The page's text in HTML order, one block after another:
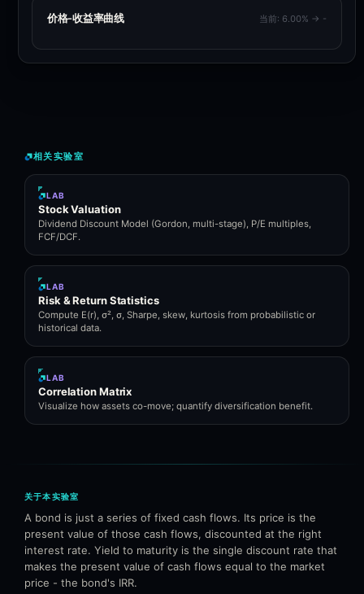
价格-收益率曲线 当前: 6.00% → -
相关实验室
LAB
Stock Valuation
Dividend Discount Model (Gordon, multi-stage), P/E multiples,
FCF/DCF.
LAB
Risk & Return Statistics
Compute E(r), σ², σ, Sharpe, skew, kurtosis from probabilistic or
historical data.
LAB
Correlation Matrix
Visualize how assets co-move; quantify diversification benefit.
关于本实验室
A bond is just a series of fixed cash flows. Its price is the
present value of those cash flows, discounted at the right
interest rate. Yield to maturity is the single discount rate that
makes the present value of cash flows equal to the market
price - the bond's IRR.